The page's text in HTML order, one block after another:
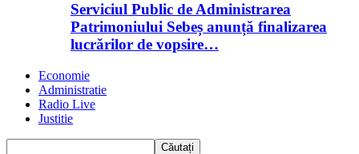
Serviciul Public de Administrarea
Patrimoniului Sebeș anunță finalizarea
lucrărilor de vopsire…
Economie
Administratie
Radio Live
Justitie